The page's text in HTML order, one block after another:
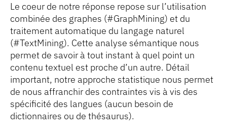
Le coeur de notre réponse repose sur l’utilisation
combinée des graphes (#GraphMining) et du
traitement automatique du langage naturel
(#TextMining). Cette analyse sémantique nous
permet de savoir à tout instant à quel point un
contenu textuel est proche d’un autre. Détail
important, notre approche statistique nous permet
de nous affranchir des contraintes vis à vis des
spécificité des langues (aucun besoin de
dictionnaires ou de thésaurus).